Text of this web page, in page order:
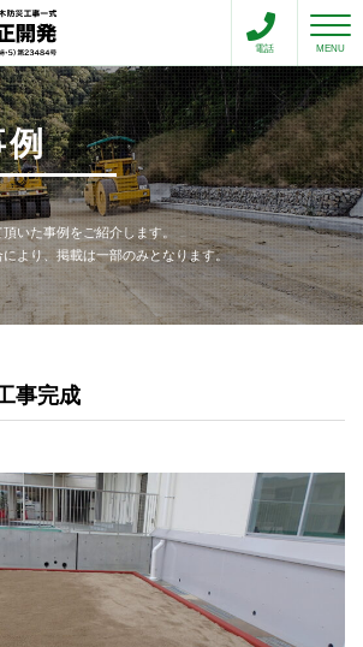
toggle
MENU
電話
例
いた事例をご紹介します。
より、掲載は一部のみとなります。
事完成